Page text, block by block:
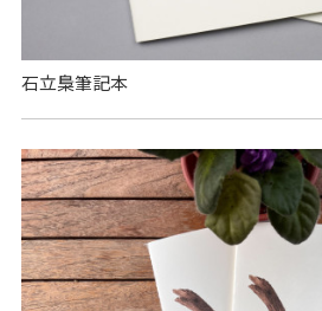
石立梟筆記本